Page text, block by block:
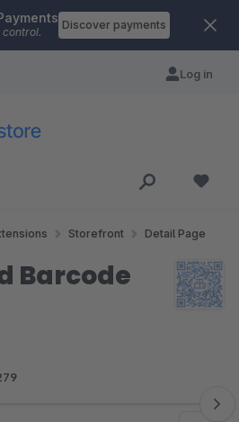
control.
Discover payments
Log in
Storefront Detail Page
Barcode